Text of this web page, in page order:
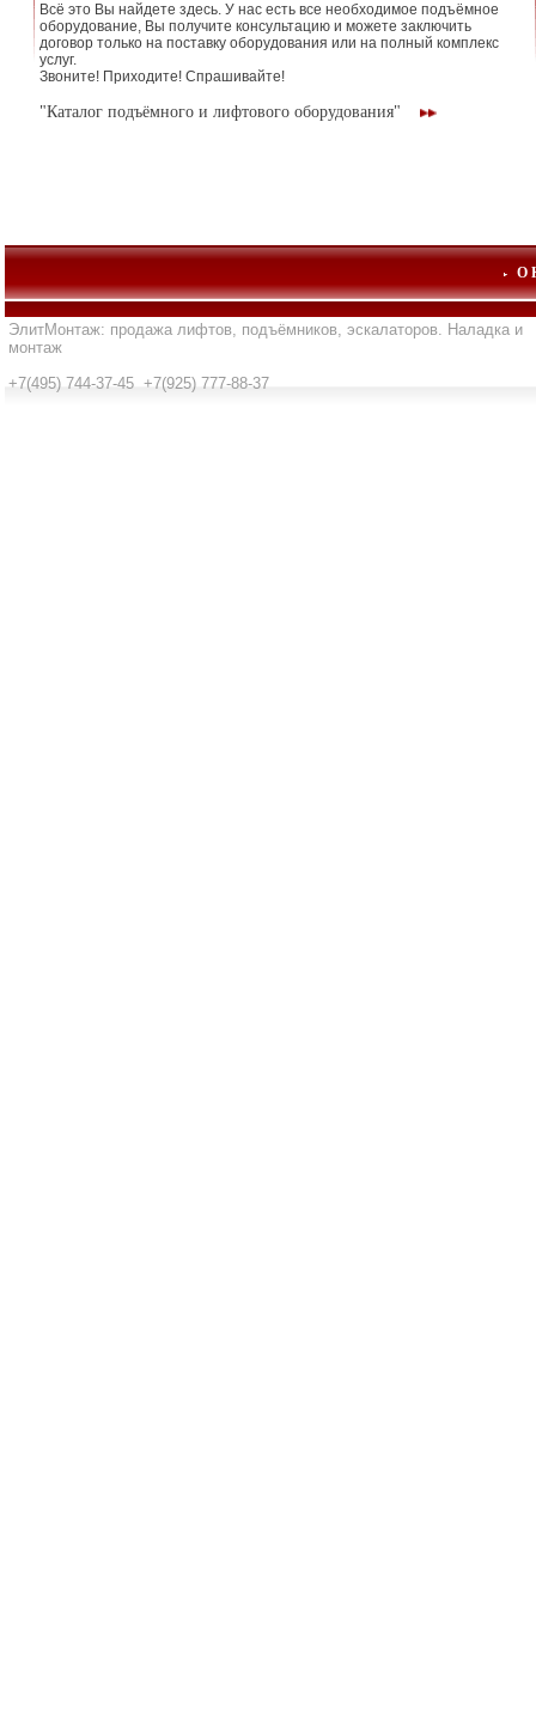
Всё это Вы найдете здесь. У нас есть все необходимое подъёмное
оборудование, Вы получите консультацию и можете заключить
договор только на поставку оборудования или на полный комплекс
услуг.
Звоните! Приходите! Спрашивайте!
"Каталог подъёмного и лифтового оборудования"
О
ЭлитМонтаж: продажа лифтов, подъёмников, эскалаторов. Наладка и
монтаж
+7(495) 744-37-45 +7(925) 777-88-37